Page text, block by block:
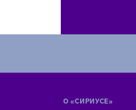
О «СИРИУСЕ»